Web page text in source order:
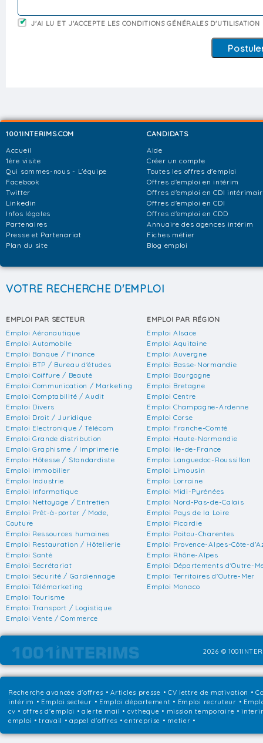
J'AI LU ET J'ACCEPTE LES CONDITIONS GÉNÉRALES D'UTILISATION
1001INTERIMS.COM
Accueil
1ère visite
Qui sommes-nous - L'équipe
Facebook
Twitter
Linkedin
Infos légales
Partenaires
Presse et Partenariat
Plan du site
CANDIDATS
Aide
Créer un compte
Toutes les offres d'emploi
Offres d'emploi en intérim
Offres d'emploi en CDI
Offres d'emploi en CDI
Offres d'emploi en CDD
Annuaire des agences intérim
Fiches métier
Blog emploi
VOTRE RECHERCHE D'EMPLOI
EMPLOI PAR SECTEUR
Emploi Aéronautique
Emploi Automobile
Emploi Banque / Finance
Emploi BTP / Bureau d'études
Emploi Coiffure / Beauté
Emploi Communication / Marketing
Emploi Comptabilité / Audit
Emploi Divers
Emploi Droit / Juridique
Emploi Electronique / Télécom
Emploi Grande distribution
Emploi Graphisme / Imprimerie
Emploi Hôtesse / Standardiste
Emploi Immobilier
Emploi Industrie
Emploi Informatique
Emploi Nettoyage / Entretien
Emploi Prêt-à-porter / Mode,
Couture
Emploi Ressources humaines
Emploi Restauration / Hôtellerie
Emploi Santé
Emploi Secrétariat
Emploi Sécurité / Gardiennage
Emploi Télémarketing
Emploi Tourisme
Emploi Transport / Logistique
Emploi Vente / Commerce
EMPLOI PAR RÉGION
Emploi Alsace
Emploi Aquitaine
Emploi Auvergne
Emploi Basse-Normandie
Emploi Bourgogne
Emploi Bretagne
Emploi Centre
Emploi Champagne-Ardenne
Emploi Corse
Emploi Franche-Comté
Emploi Haute-Normandie
Emploi Ile-de-France
Emploi Languedoc-Roussillon
Emploi Limousin
Emploi Lorraine
Emploi Midi-Pyrénées
Emploi Nord-Pas-de-Calais
Emploi Pays de la Loire
Emploi Picardie
Emploi Poitou-Charentes
Emploi Provence-Alpes-Côte-
Emploi Rhône-Alpes
Emploi Départements d'Outre-
Emploi Territoires d'Outre-Mer
Emploi Monaco
2026 ©
Recherche avancée d'offres •Articles presse • CV lettre de motivation •
intérim • Emploi secteur • Emploi département • Emploi recruteur •
cv • offres d'emploi • alerte mail • cvtheque • mission temporaire •
emploi • travail • appel d'offres • entreprise • metier •